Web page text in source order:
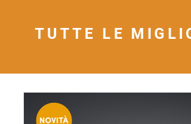
TUTTE LE